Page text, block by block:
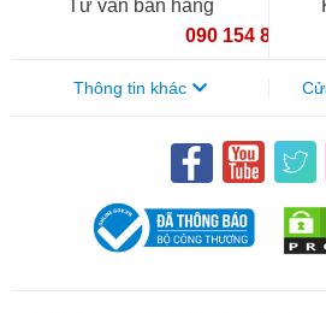
Tư vấn bán hàng
090 154 8866
Thông tin khác